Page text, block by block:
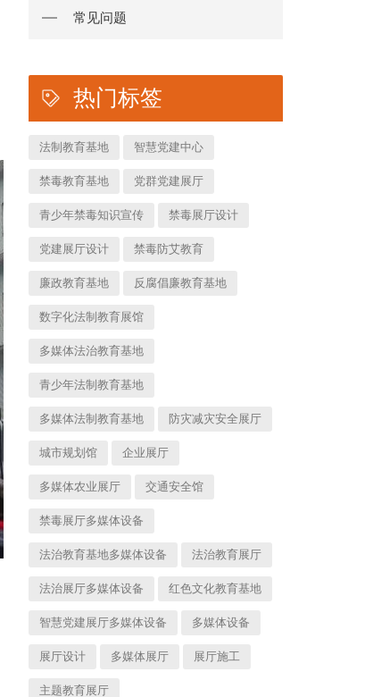
常见问题
热门标签
法制教育基地 智慧党建中心
禁毒教育基地 党群党建展厅
青少年禁毒知识宣传 禁毒展厅设计
党建展厅设计 禁毒防艾教育
廉政教育基地 反腐倡廉教育基地
数字化法制教育展馆
多媒体法治教育基地
青少年法制教育基地
多媒体法制教育基地 防灾减灾安全展厅
城市规划馆 企业展厅
多媒体农业展厅 交通安全馆
禁毒展厅多媒体设备
法治教育基地多媒体设备 法治教育展厅
法治展厅多媒体设备 红色文化教育基地
智慧党建展厅多媒体设备 多媒体设备
展厅设计 多媒体展厅 展厅施工
主题教育展厅